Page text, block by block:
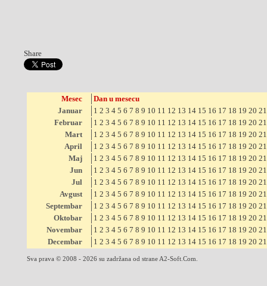
Share
Mesec
Dan u mesecu
Januar
1 2 3 4 5 6 7 8 9 10 11 12 13 14 15 16 17 18 19 20 21
Februar
1 2 3 4 5 6 7 8 9 10 11 12 13 14 15 16 17 18 19 20 21
Mart
1 2 3 4 5 6 7 8 9 10 11 12 13 14 15 16 17 18 19 20 21
April
1 2 3 4 5 6 7 8 9 10 11 12 13 14 15 16 17 18 19 20 21
Maj
1 2 3 4 5 6 7 8 9 10 11 12 13 14 15 16 17 18 19 20 21
Jun
1 2 3 4 5 6 7 8 9 10 11 12 13 14 15 16 17 18 19 20 21
Jul
1 2 3 4 5 6 7 8 9 10 11 12 13 14 15 16 17 18 19 20 21
Avgust
1 2 3 4 5 6 7 8 9 10 11 12 13 14 15 16 17 18 19 20 21
Septembar
1 2 3 4 5 6 7 8 9 10 11 12 13 14 15 16 17 18 19 20 21
Oktobar
1 2 3 4 5 6 7 8 9 10 11 12 13 14 15 16 17 18 19 20 21
Novembar
1 2 3 4 5 6 7 8 9 10 11 12 13 14 15 16 17 18 19 20 21
Decembar
1 2 3 4 5 6 7 8 9 10 11 12 13 14 15 16 17 18 19 20 21
Sva prava © 2008 - 2026 su zadržana od strane A2-Soft.Com.